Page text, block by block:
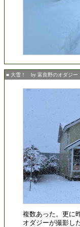
■ 大雪！ by 富良野のオダジー
複数あった。更に
オダジーが撮影し